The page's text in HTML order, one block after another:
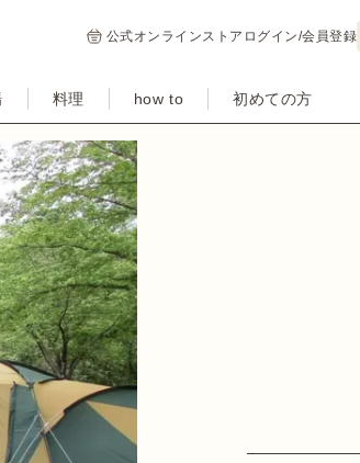
公式オンラインストア ログイン/会員登録
料理 how to 初めての方